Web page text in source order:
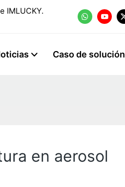
IMLUCKY.
Caso de solución
en aerosol